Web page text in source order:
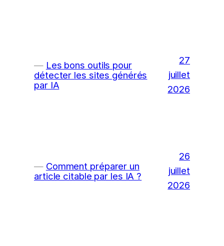
Les bons outils pour
détecter les sites générés
par IA
27
juillet
2026
Comment préparer un
article citable par les IA ?
26
juillet
2026